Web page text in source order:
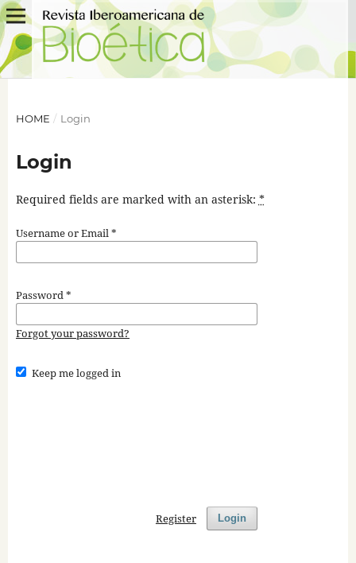
HOME / Login
Login
Required fields are marked with an asterisk: *
Username or Email*
Password*
Forgot your password?
Keep me logged in
Login
Register